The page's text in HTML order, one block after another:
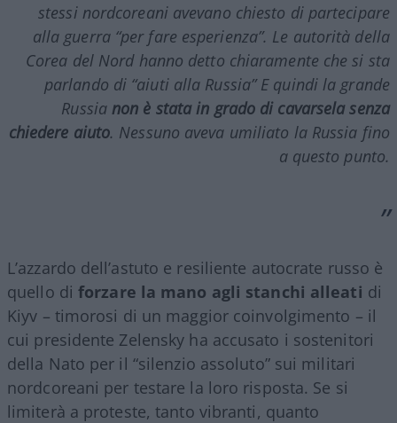
stessi nordcoreani avevano chiesto di partecipare
alla guerra “per fare esperienza”. Le autorità della
Corea del Nord hanno detto chiaramente che si sta
parlando di “aiuti alla Russia” E quindi la grande
Russia non è stata in grado di cavarsela senza
chiedere aiuto. Nessuno aveva umiliato la Russia fino
a questo punto.
L’azzardo dell’astuto e resiliente autocrate russo è
quello di forzare la mano agli stanchi alleati di
Kiyv – timorosi di un maggior coinvolgimento – il
cui presidente Zelensky ha accusato i sostenitori
della Nato per il “silenzio assoluto” sui militari
nordcoreani per testare la loro risposta. Se si
limiterà a proteste, tanto vibranti, quanto